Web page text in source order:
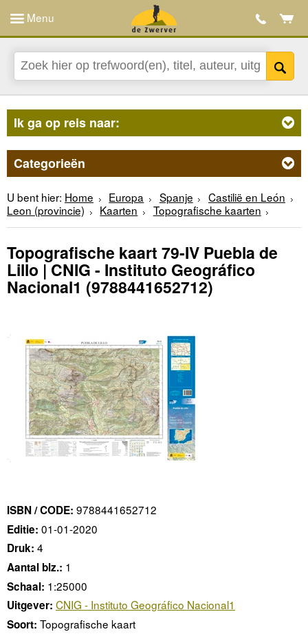
Menu
Ik ga op reis naar:
Categorieën
U bent hier: Home Europa Spanje
Castilië en León
Leon (provincie)
Kaarten Topografische kaarten
Topografische kaart 79-IV Puebla de
Lillo | CNIG - Instituto Geográfico
Nacional1 (9788441652712)
ISBN / CODE: 9788441652712
Editie: 01-01-2020
Druk: 4
Aantal blz.: 1
Schaal: 1:25000
Uitgever: CNIG - Instituto Geográfico Nacional1
Soort: Topografische kaart